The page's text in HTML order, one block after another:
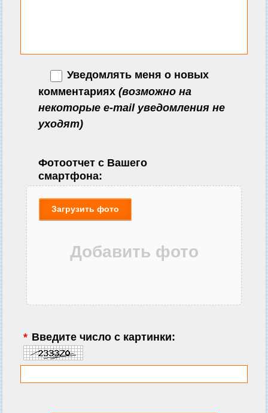
Уведомлять меня о новых
комментариях (возможно на
некоторые e-mail уведомления не
уходят)
Фотоотчет с Вашего
смартфона:
Загрузить фото
* Введите число с картинки: